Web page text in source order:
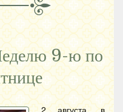
9-ю по
2 августа, в